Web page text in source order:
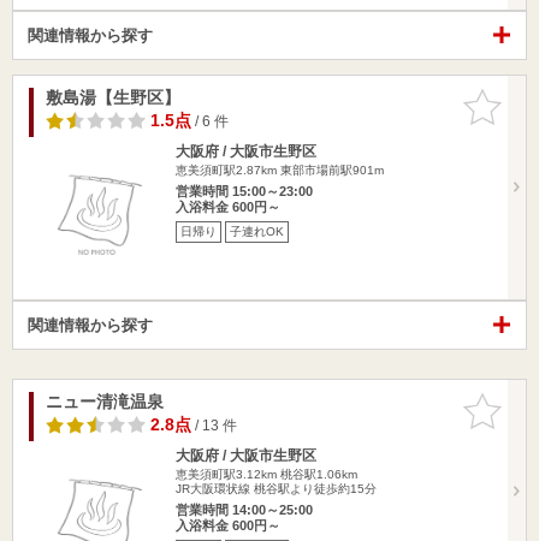
関連情報から探す
お気に入
りに追加
敷島湯【生野区】
1.5点/ 6 件
大阪府 / 大阪市生野区
恵美須町駅2.87km 東部市場前駅901m
営業時間 15:00～23:00
入浴料金 600円～
日帰り 子連れOK
関連情報から探す
お気に入
りに追加
ニュー清滝温泉
2.8点/ 13 件
大阪府 / 大阪市生野区
恵美須町駅3.12km 桃谷駅1.06km
JR大阪環状線 桃谷駅より徒歩約15分
営業時間 14:00～25:00
入浴料金 600円～